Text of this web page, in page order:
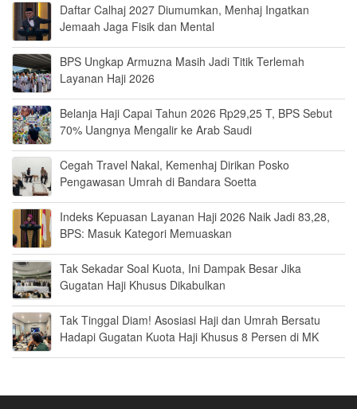
Daftar Calhaj 2027 Diumumkan, Menhaj Ingatkan
Jemaah Jaga Fisik dan Mental
BPS Ungkap Armuzna Masih Jadi Titik Terlemah
Layanan Haji 2026
Belanja Haji Capai Tahun 2026 Rp29,25 T, BPS Sebut
70% Uangnya Mengalir ke Arab Saudi
Cegah Travel Nakal, Kemenhaj Dirikan Posko
Pengawasan Umrah di Bandara Soetta
Indeks Kepuasan Layanan Haji 2026 Naik Jadi 83,28,
BPS: Masuk Kategori Memuaskan
Tak Sekadar Soal Kuota, Ini Dampak Besar Jika
Gugatan Haji Khusus Dikabulkan
Tak Tinggal Diam! Asosiasi Haji dan Umrah Bersatu
Hadapi Gugatan Kuota Haji Khusus 8 Persen di MK